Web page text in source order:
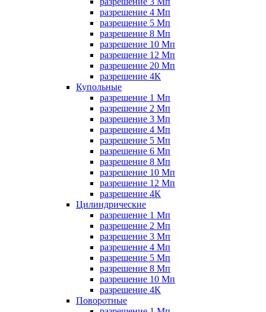
разрешение 4 Мп
разрешение 5 Мп
разрешение 8 Мп
разрешение 10 Мп
разрешение 12 Мп
разрешение 20 Мп
разрешение 4К
Купольные
разрешение 1 Мп
разрешение 2 Мп
разрешение 3 Мп
разрешение 4 Мп
разрешение 5 Мп
разрешение 6 Мп
разрешение 8 Мп
разрешение 10 Мп
разрешение 12 Мп
разрешение 4К
Цилиндрические
разрешение 1 Мп
разрешение 2 Мп
разрешение 3 Мп
разрешение 4 Мп
разрешение 5 Мп
разрешение 8 Мп
разрешение 10 Мп
разрешение 4К
Поворотные